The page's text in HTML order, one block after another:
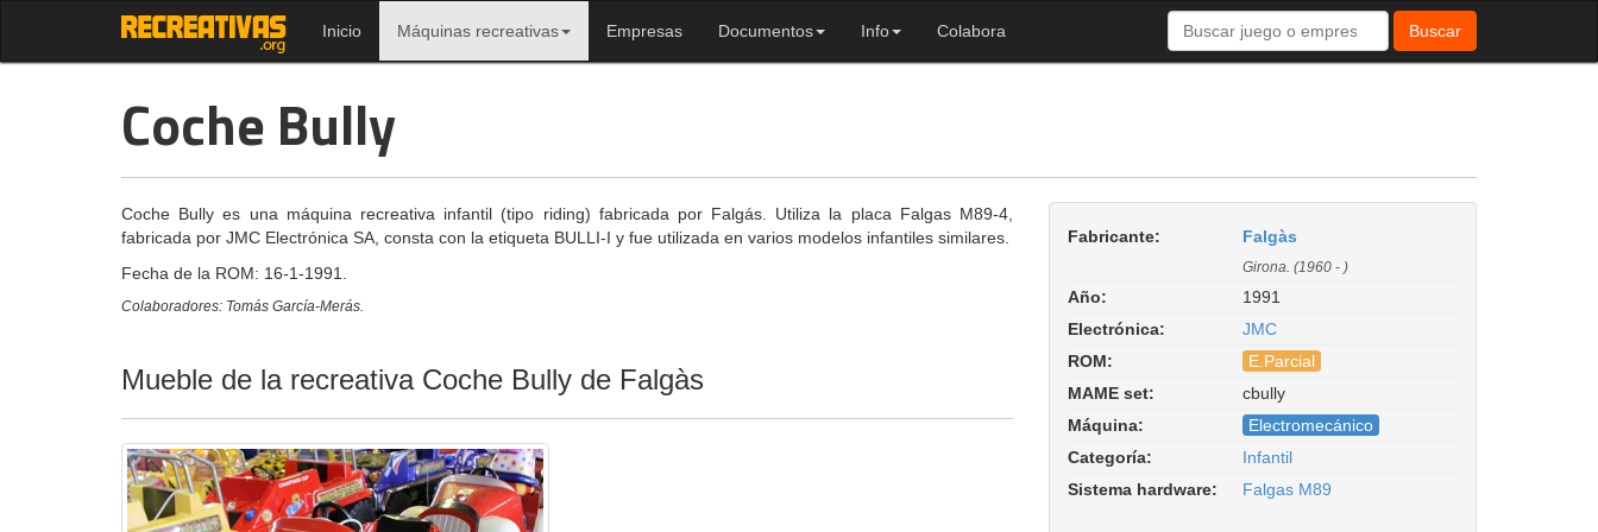
Inicio Máquinas recreativas Empresas Documentos Info Colabora Buscar
Coche Bully
Coche Bully es una máquina recreativa infantil (tipo riding) fabricada por Falgás. Utiliza la placa Falgas M89-4,
fabricada por JMC Electrónica SA, consta con la etiqueta BULLI-I y fue utilizada en varios modelos infantiles similares.
Fecha de la ROM: 16-1-1991.
Colaboradores: Tomás García-Merás.
Mueble de la recreativa Coche Bully de Falgàs
Fabricante: Falgàs
Girona. (1960 - )
Año:
1991
Electrónica:
JMC
ROM:
E.Parcial
MAME set:
cbully
Coche Bully. Driver:
misc/falgas_m89.cpp
Máquina:
Electromecánico
Categoría:
Infantil
Sistema hardware:
Falgas M89